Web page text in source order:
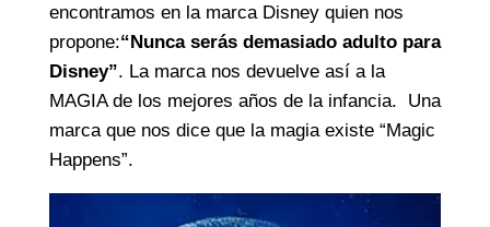
encontramos en la marca Disney quien nos
propone:“Nunca serás demasiado adulto para
Disney”. La marca nos devuelve así a la
MAGIA de los mejores años de la infancia. Una
marca que nos dice que la magia existe “Magic
Happens”.